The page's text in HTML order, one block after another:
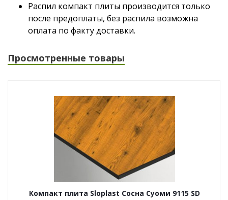
Распил компакт плиты производится только
после предоплаты, без распила возможна
оплата по факту доставки.
Просмотренные товары
Компакт плита Sloplast Сосна Суоми 9115 SD